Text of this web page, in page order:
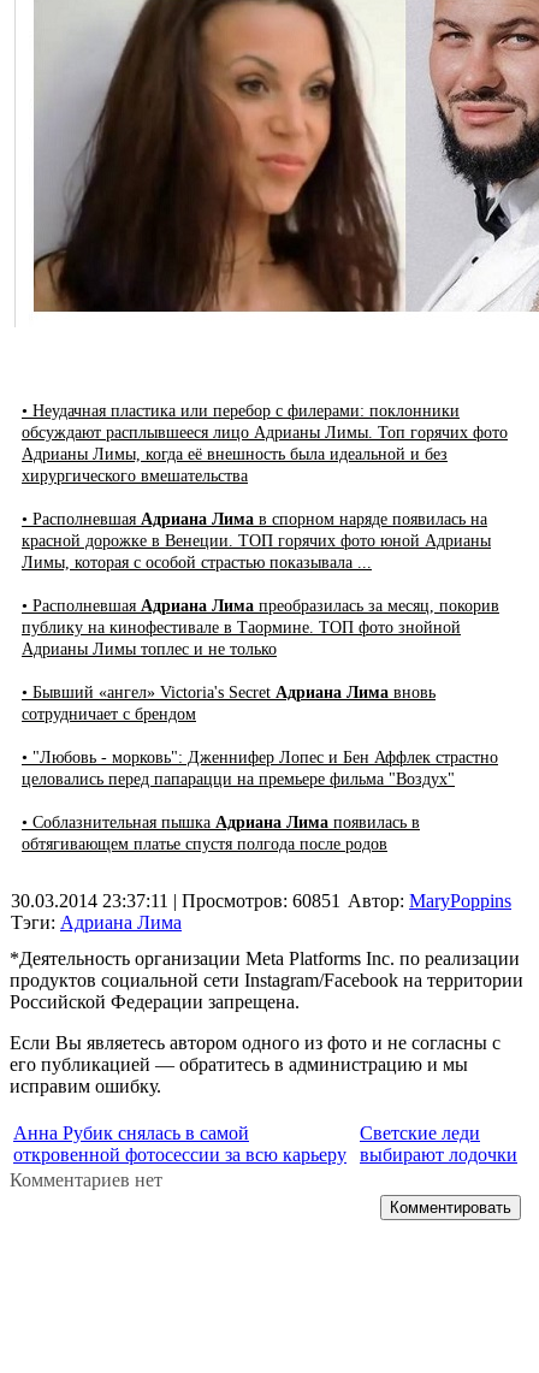
• Неудачная пластика или перебор с филерами: поклонники
обсуждают расплывшееся лицо Адрианы Лимы. Топ горячих фото
Адрианы Лимы, когда её внешность была идеальной и без
хирургического вмешательства
• Располневшая Адриана Лима в спорном наряде появилась на
красной дорожке в Венеции. ТОП горячих фото юной Адрианы
Лимы, которая с особой страстью показывала ...
• Располневшая Адриана Лима преобразилась за месяц, покорив
публику на кинофестивале в Таормине. ТОП фото знойной
Адрианы Лимы топлес и не только
• Бывший «ангел» Victoria's Secret Адриана Лима вновь
сотрудничает с брендом
• "Любовь - морковь": Дженнифер Лопес и Бен Аффлек страстно
целовались перед папарацци на премьере фильма "Воздух"
• Соблазнительная пышка Адриана Лима появилась в
обтягивающем платье спустя полгода после родов
30.03.2014 23:37:11 | Просмотров: 60851
Тэги: Адриана Лима
Автор: MaryPoppins
*Деятельность организации Meta Platforms Inc. по реализации
продуктов социальной сети Instagram/Facebook на территории
Российской Федерации запрещена.
Если Вы являетесь автором одного из фото и не согласны с
его публикацией — обратитесь в администрацию и мы
исправим ошибку.
Анна Рубик снялась в самой
откровенной фотосессии за всю карьеру
Светские леди
выбирают лодочки
Комментариев нет
Комментировать